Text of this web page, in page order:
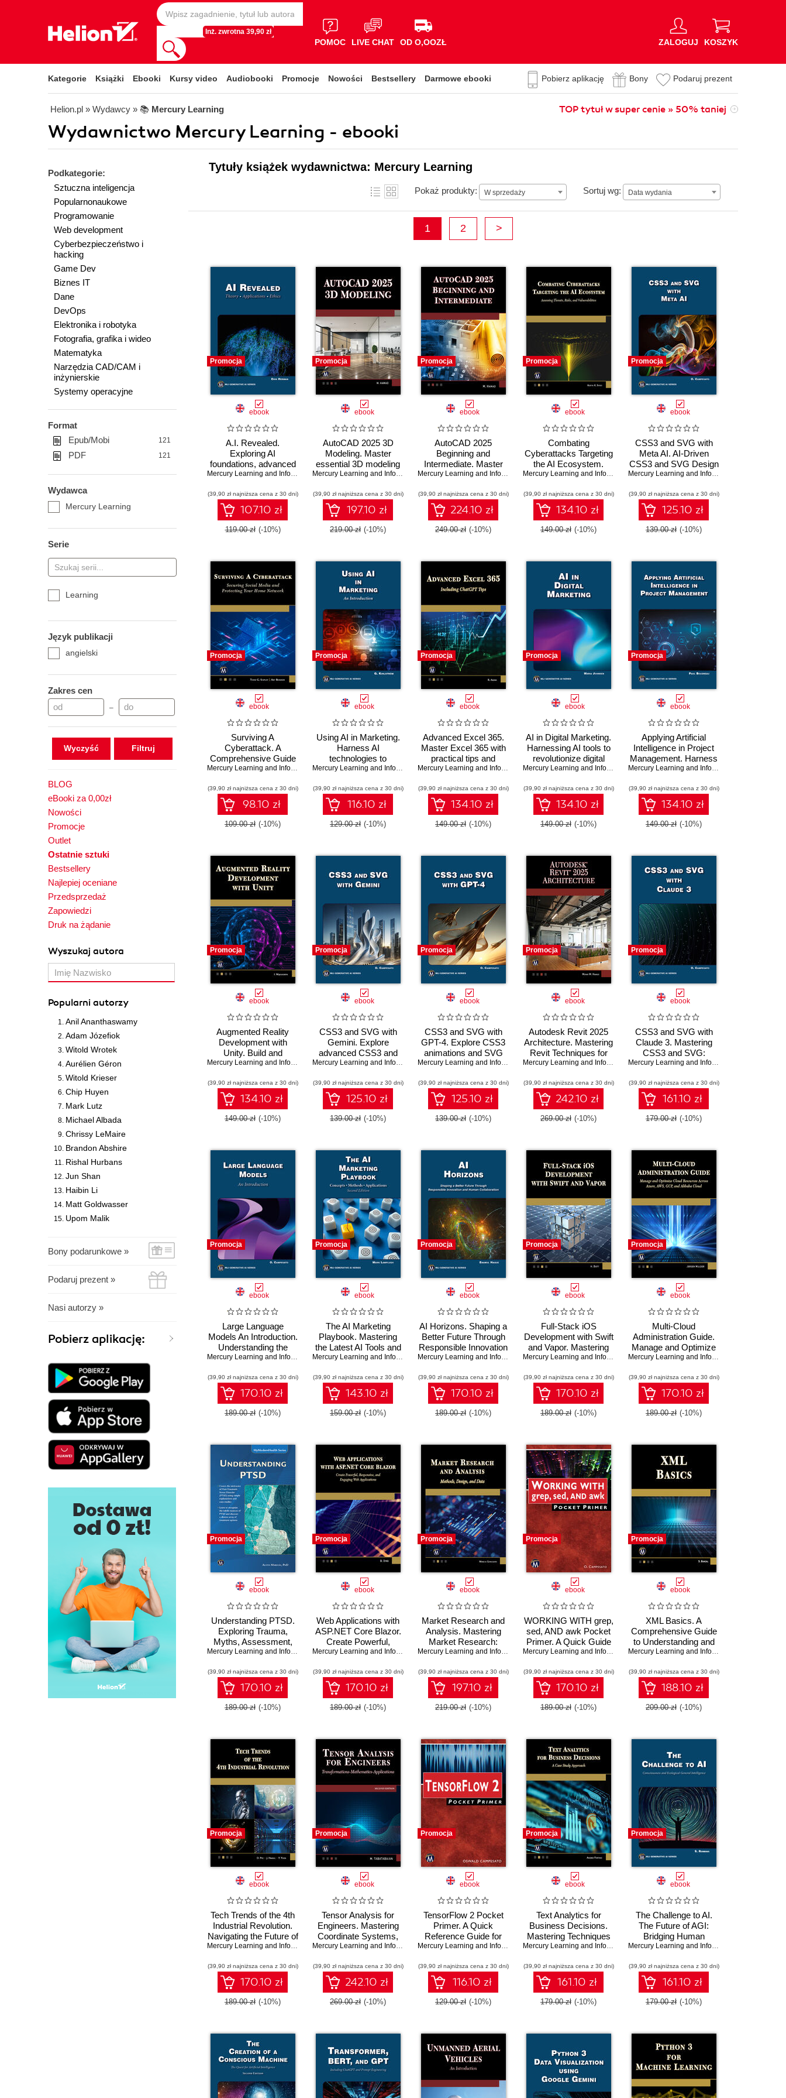
Inż. zwrotna 39,90 zł
POMOC LIVE CHAT OD O,OOZŁ ZALOGUJ KOSZYK
Kategorie Książki Ebooki Kursy video Audiobooki Promocje Nowości Bestsellery Darmowe ebooki Pobierz aplikację Bony Podaruj prezent
Helion.pl » Wydawcy » 📚 Mercury Learning TOP tytuł w super cenie » 50% taniej
Wydawnictwo Mercury Learning - ebooki
Podkategorie:
Sztuczna inteligencja
Popularnonaukowe
Programowanie
Web development
Cyberbezpieczeństwo i
hacking
Game Dev
Biznes IT
Dane
DevOps
Elektronika i robotyka
Fotografia, grafika i wideo
Matematyka
Narzędzia CAD/CAM i
inżynierskie
Systemy operacyjne
Format
Epub/Mobi
121
PDF 121
Wydawca
Mercury Learning
Serie
Learning
Język publikacji
angielski
Zakres cen
–
Wyczyść
BLOG
eBooki za 0,00zł
Nowości
Promocje
Outlet
Ostatnie sztuki
Bestsellery
Najlepiej oceniane
Przedsprzedaż
Zapowiedzi
Druk na żądanie
Wyszukaj autora
Popularni autorzy
Anil Ananthaswamy
Adam Józefiok
Witold Wrotek
Aurélien Géron
Witold Krieser
Chip Huyen
Mark Lutz
Michael Albada
Chrissy LeMaire
Brandon Abshire
Rishal Hurbans
Jun Shan
Haibin Li
Matt Goldwasser
Upom Malik
Bony podarunkowe »
Podaruj prezent »
Nasi autorzy »
Pobierz aplikację:
Tytuły książek wydawnictwa: Mercury Learning
Pokaż produkty: W sprzedaży Sortuj wg: Data wydania
Data wydania
1 2 >
Promocja
ebook
A.I. Revealed.
Exploring AI
foundations, advanced
applications, and ethical
Mercury Learning and Information ,Erik Herman
(39,90 zł najniższa cena z 30 dni)
107.10 zł
119.00 zł (-10%)
Promocja
ebook
AutoCAD 2025 3D
Modeling. Master
essential 3D modeling
techniques with
Mercury Learning and Information ,Munir Hamad
(39,90 zł najniższa cena z 30 dni)
197.10 zł
219.00 zł (-10%)
Promocja
ebook
AutoCAD 2025
Beginning and
Intermediate. Master
essential drafting
AutoCAD 2025
Mercury Learning and Information ,Munir Hamad
(39,90 zł najniższa cena z 30 dni)
224.10 zł
249.00 zł (-10%)
Promocja
ebook
Combating
Cyberattacks Targeting
the AI Ecosystem.
Strategies to secure AI
cyber threats, risks,
and vulnerabilities
Mercury Learning and Information ,Aditya K. Sood
(39,90 zł najniższa cena z 30 dni)
134.10 zł
149.00 zł (-10%)
Promocja
ebook
CSS3 and SVG with
Meta AI. AI-Driven
CSS3 and SVG Design
Techniques for Modern
Mercury Learning and Information
(39,90 zł najniższa cena z 30 dni)
125.10 zł
139.00 zł (-10%)
Promocja
ebook
Surviving A
Cyberattack. A
Comprehensive Guide
to Digital Security for
Businesses
Mercury Learning and Information ,Todd G. Shipley ,Art Bowker
(39,90 zł najniższa cena z 30 dni)
98.10 zł
109.00 zł (-10%)
Promocja
ebook
Using AI in Marketing.
Harness AI
technologies to
transform marketingMercury Learning and Information ,Greg Kihlström
(39,90 zł najniższa cena z 30 dni)
116.10 zł
129.00 zł (-10%)
Promocja
ebook
Advanced Excel 365.
Master Excel 365 with
practical tips and
advanced AI
Mercury Learning and Information ,Ritu Arora
(39,90 zł najniższa cena z 30 dni)
134.10 zł
149.00 zł (-10%)
Promocja
ebook
AI in Digital Marketing.
Harnessing AI tools to
revolutionize digital
marketing strategiesMercury Learning and Information ,Maria Johnsen
(39,90 zł najniższa cena z 30 dni)
134.10 zł
149.00 zł (-10%)
Promocja
ebook
Applying Artificial
Intelligence in Project
Management. Harness
the power of AI to
management practices
Mercury Learning and Information
(39,90 zł najniższa cena z 30 dni)
134.10 zł
149.00 zł (-10%)
Promocja
ebook
Augmented Reality
Development with
Unity. Build and
optimize AR
ARKit, and ARCore
Mercury Learning and Information ,Indika Wijesooriya
(39,90 zł najniższa cena z 30 dni)
134.10 zł
149.00 zł (-10%)
Promocja
ebook
CSS3 and SVG with
Gemini. Explore
advanced CSS3 and
SVG techniques withMercury Learning and Information ,Oswald Campesato
(39,90 zł najniższa cena z 30 dni)
125.10 zł
139.00 zł (-10%)
Promocja
ebook
CSS3 and SVG with
GPT-4. Explore CSS3
animations and SVG
techniques with GPT-4Mercury Learning and Information ,Oswald Campesato
(39,90 zł najniższa cena z 30 dni)
125.10 zł
139.00 zł (-10%)
Promocja
ebook
Autodesk Revit 2025
Architecture. Mastering
Revit Techniques for
Efficient ArchitecturalMercury Learning and Information ,Munir Hamad
(39,90 zł najniższa cena z 30 dni)
242.10 zł
269.00 zł (-10%)
Promocja
ebook
CSS3 and SVG with
Claude 3. Mastering
CSS3 and SVG:
Techniques for
Visualization and
Animation
Mercury Learning and Information
(39,90 zł najniższa cena z 30 dni)
161.10 zł
179.00 zł (-10%)
Promocja
ebook
Large Language
Models An Introduction.
Understanding the
Fundamentals and
Generative AI
Mercury Learning and Information ,Oswald Campesato
(39,90 zł najniższa cena z 30 dni)
170.10 zł
189.00 zł (-10%)
Promocja
ebook
The AI Marketing
Playbook. Mastering
the Latest AI Tools and
Techniques for Next-
Success
Mercury Learning and Information ,Mark Lamplugh
(39,90 zł najniższa cena z 30 dni)
143.10 zł
159.00 zł (-10%)
Promocja
ebook
AI Horizons. Shaping a
Better Future Through
Responsible Innovation
and Human
Mercury Learning and Information ,Enamul Haque
(39,90 zł najniższa cena z 30 dni)
170.10 zł
189.00 zł (-10%)
Promocja
ebook
Full-Stack iOS
Development with Swift
and Vapor. Mastering
Full-Stack iOS
and Vapor Framework
Mercury Learning and Information ,Hem Dutt
(39,90 zł najniższa cena z 30 dni)
170.10 zł
189.00 zł (-10%)
Promocja
ebook
Multi-Cloud
Administration Guide.
Manage and Optimize
Cloud Resources
GCP, and Alibaba Cloud
Mercury Learning and Information
(39,90 zł najniższa cena z 30 dni)
170.10 zł
189.00 zł (-10%)
Promocja
ebook
Understanding PTSD.
Exploring Trauma,
Myths, Assessment,
and Recovery
Mercury Learning and Information ,Austin Mardon
(39,90 zł najniższa cena z 30 dni)
170.10 zł
189.00 zł (-10%)
Promocja
ebook
Web Applications with
ASP.NET Core Blazor.
Create Powerful,
Responsive, and
Applications
Mercury Learning and Information ,Brian Ding
(39,90 zł najniższa cena z 30 dni)
170.10 zł
189.00 zł (-10%)
Promocja
ebook
Market Research and
Analysis. Mastering
Market Research:
Advanced Methods,
Analysis
Mercury Learning and Information ,Marcus Goncalves
(39,90 zł najniższa cena z 30 dni)
197.10 zł
219.00 zł (-10%)
Promocja
ebook
WORKING WITH grep,
sed, AND awk Pocket
Primer. A Quick Guide
to Mastering PowerfulMercury Learning and Information ,Oswald Campesato
(39,90 zł najniższa cena z 30 dni)
170.10 zł
189.00 zł (-10%)
Promocja
ebook
XML Basics. A
Comprehensive Guide
to Understanding and
Implementing XML Mercury Learning and Information
(39,90 zł najniższa cena z 30 dni)
188.10 zł
209.00 zł (-10%)
Promocja
ebook
Tech Trends of the 4th
Industrial Revolution.
Navigating the Future of
Technology in Business
Mercury Learning and Information ,D. Pyo ,J. Hwang,Y. Yoon
(39,90 zł najniższa cena z 30 dni)
170.10 zł
189.00 zł (-10%)
Promocja
ebook
Tensor Analysis for
Engineers. Mastering
Coordinate Systems,
Transformations and
Mathematics
Mercury Learning and Information ,Mehrzad Tabatabaian
(39,90 zł najniższa cena z 30 dni)
242.10 zł
269.00 zł (-10%)
Promocja
ebook
TensorFlow 2 Pocket
Primer. A Quick
Reference Guide for
TensorFlow 2
Mercury Learning and Information ,Oswald Campesato
(39,90 zł najniższa cena z 30 dni)
116.10 zł
129.00 zł (-10%)
Promocja
ebook
Text Analytics for
Business Decisions.
Mastering Techniques
for Insightful Data
Case Study Approach
Mercury Learning and Information ,Andres Fortino
(39,90 zł najniższa cena z 30 dni)
161.10 zł
179.00 zł (-10%)
Promocja
ebook
The Challenge to AI.
The Future of AGI:
Bridging Human
Cognition and ArtificialMercury Learning and Information
(39,90 zł najniższa cena z 30 dni)
161.10 zł
179.00 zł (-10%)